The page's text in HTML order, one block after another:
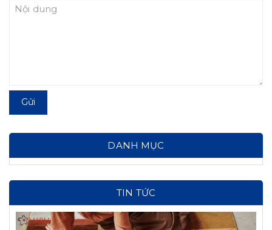
Gửi
DANH MỤC
TIN TỨC